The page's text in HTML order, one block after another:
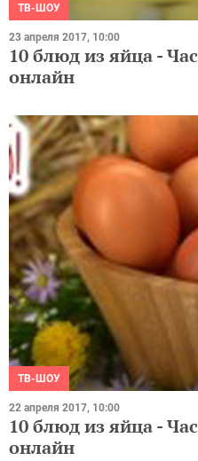
ТВ-ШОУ
23 апреля 2017, 10:00
10 блюд из яйца -
онлайн
ТВ-ШОУ
22 апреля 2017, 10:00
10 блюд из яйца -
онлайн